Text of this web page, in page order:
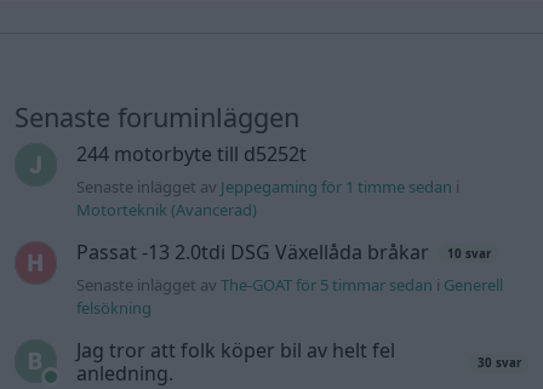
Senaste foruminläggen
244 motorbyte till d5252t
Senaste inlägget av Jeppegaming för 1 timme sedan i
Motorteknik (Avancerad)
Passat -13 2.0tdi DSG Växellåda bråkar 10 svar
Senaste inlägget avThe-GOAT för 5 timmar sedan i Generell
felsökning
Jag tror att folk köper bil av helt fel
anledning.
30 svar